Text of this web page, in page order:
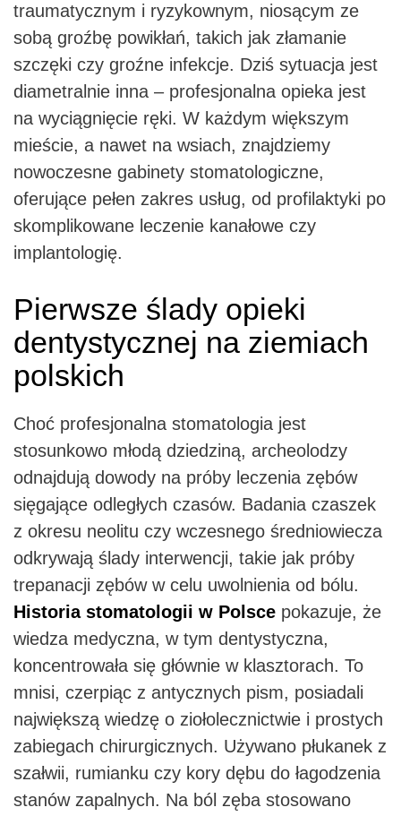
traumatycznym i ryzykownym, niosącym ze
sobą groźbę powikłań, takich jak złamanie
szczęki czy groźne infekcje. Dziś sytuacja jest
diametralnie inna – profesjonalna opieka jest
na wyciągnięcie ręki. W każdym większym
mieście, a nawet na wsiach, znajdziemy
nowoczesne gabinety stomatologiczne,
oferujące pełen zakres usług, od profilaktyki po
skomplikowane leczenie kanałowe czy
implantologię.
Pierwsze ślady opieki
dentystycznej na ziemiach
polskich
Choć profesjonalna stomatologia jest
stosunkowo młodą dziedziną, archeolodzy
odnajdują dowody na próby leczenia zębów
sięgające odległych czasów. Badania czaszek
z okresu neolitu czy wczesnego średniowiecza
odkrywają ślady interwencji, takie jak próby
trepanacji zębów w celu uwolnienia od bólu.
Historia stomatologii w Polsce pokazuje, że
wiedza medyczna, w tym dentystyczna,
koncentrowała się głównie w klasztorach. To
mnisi, czerpiąc z antycznych pism, posiadali
największą wiedzę o ziołolecznictwie i prostych
zabiegach chirurgicznych. Używano płukanek z
szałwii, rumianku czy kory dębu do łagodzenia
stanów zapalnych. Na ból zęba stosowano